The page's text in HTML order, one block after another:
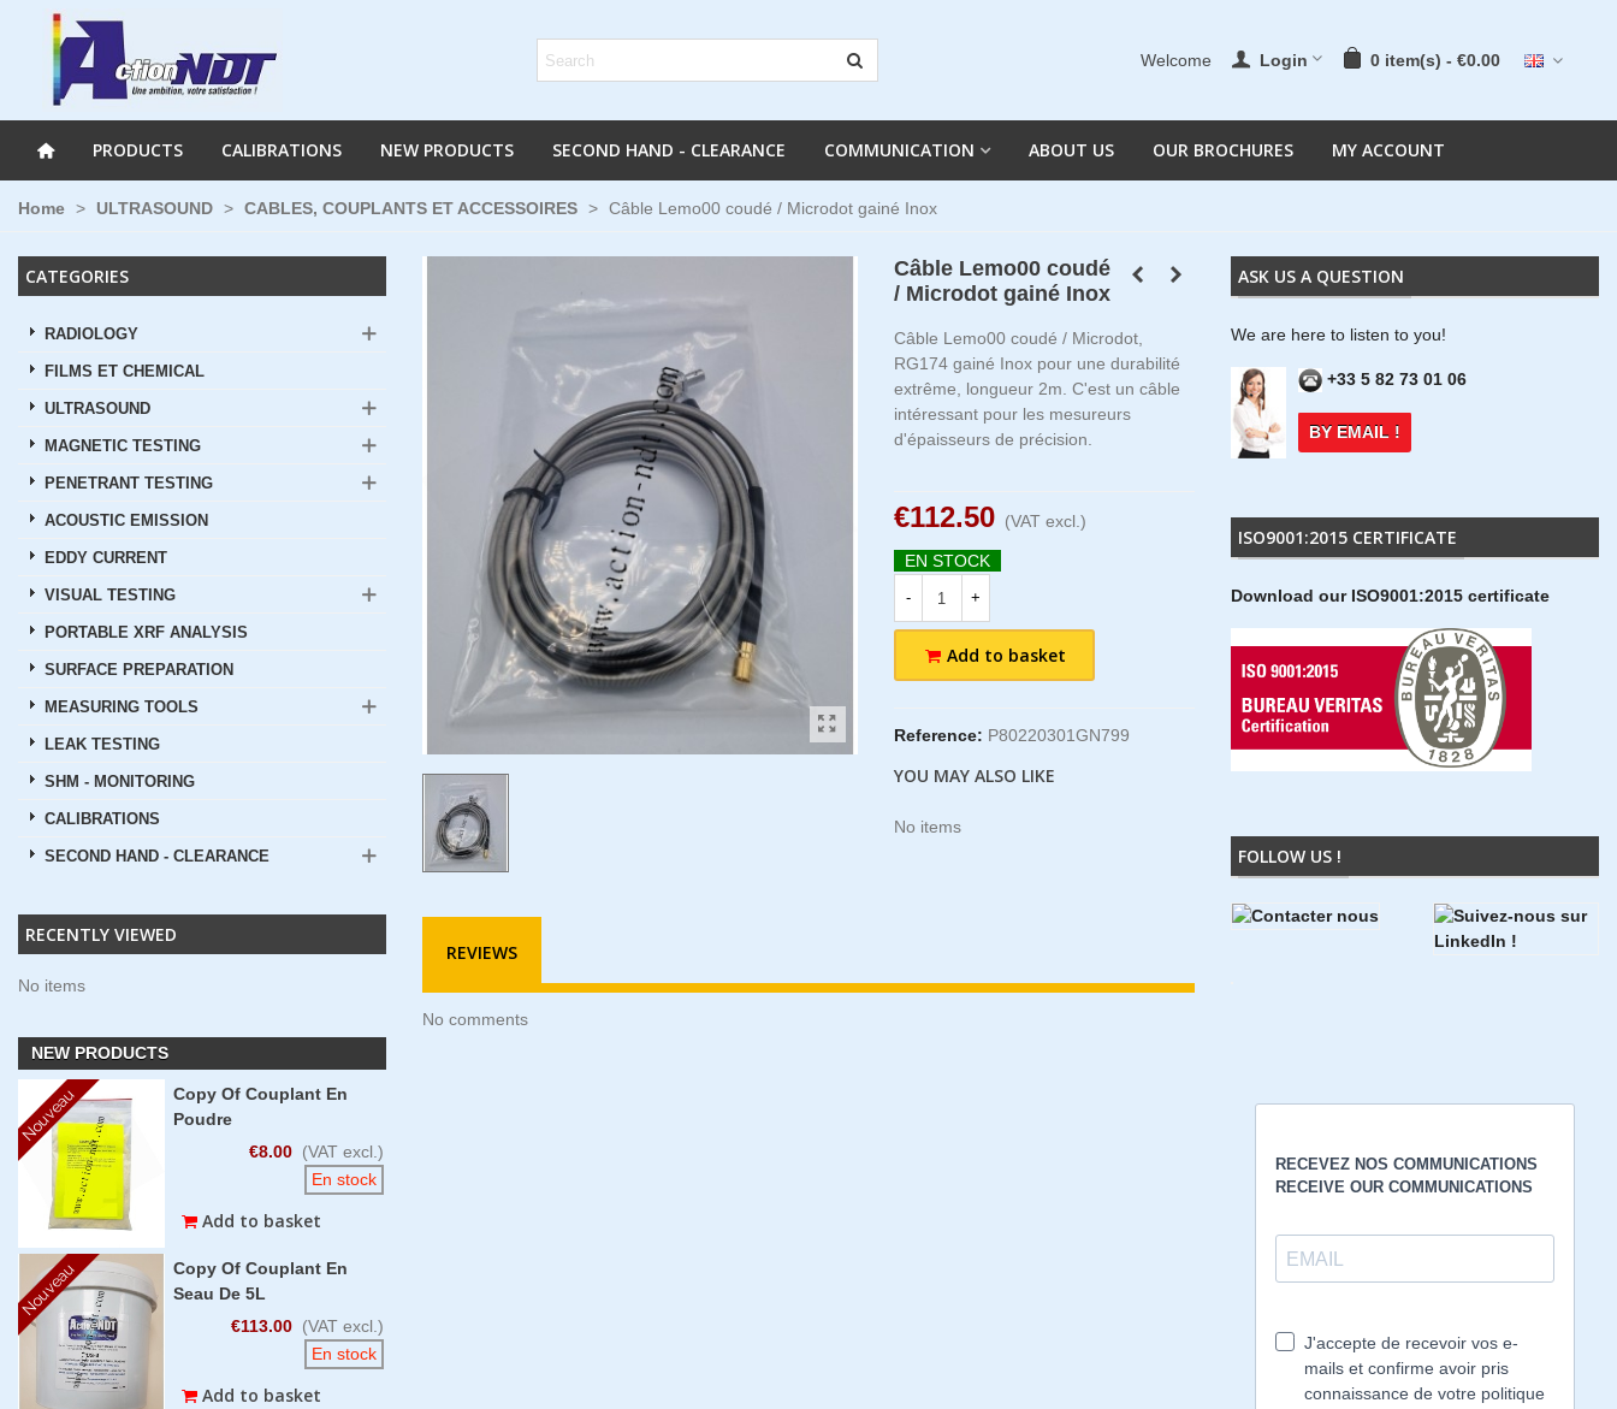
Welcome Login 0 item(s) - €0.00
PRODUCTS CALIBRATIONS NEW PRODUCTS SECOND HAND - CLEARANCE COMMUNICATION ABOUT US OUR BROCHURES MY ACCOUNT
Home > ULTRASOUND > CABLES, COUPLANTS ET ACCESSOIRES > Câble Lemo00 coudé / Microdot gainé Inox
CATEGORIES
RADIOLOGY
FILMS ET CHEMICAL
ULTRASOUND
MAGNETIC TESTING
PENETRANT TESTING
ACOUSTIC EMISSION
EDDY CURRENT
VISUAL TESTING
PORTABLE XRF ANALYSIS
SURFACE PREPARATION
MEASURING TOOLS
LEAK TESTING
SHM - MONITORING
CALIBRATIONS
SECOND HAND - CLEARANCE
RECENTLY VIEWED
No items
NEW PRODUCTS
Nouveau
Copy Of Couplant En
Poudre
€8.00 (VAT excl.)
En stock
Add to basket
Nouveau
Copy Of Couplant En
Seau De 5L
€113.00 (VAT excl.)
En stock
Add to basket
ASK US A QUESTION
We are here to listen to you!
+33 5 82 73 01 06
BY EMAIL !
ISO9001:2015 CERTIFICATE
Download our ISO9001:2015 certificate
FOLLOW US !
Câble Lemo00 coudé
/ Microdot gainé Inox
Câble Lemo00 coudé / Microdot,
RG174 gainé Inox pour une durabilité
extrême, longueur 2m. C'est un câble
intéressant pour les mesureurs
d'épaisseurs de précision.
€112.50 (VAT excl.)
EN STOCK
- +
Add to basket
Reference: P80220301GN799
YOU MAY ALSO LIKE
No items
REVIEWS
No comments